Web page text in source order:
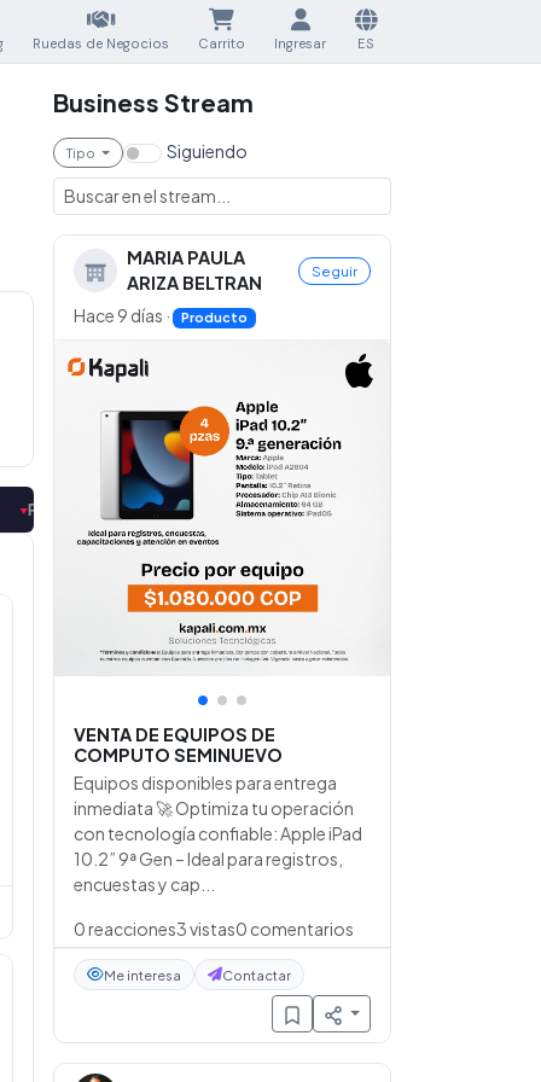
Ruedas de Negocios Carrito Ingresar ES
DE MADERA CERRADA | ▼PROVEEDOR DE MADERA
Business Stream
Tipo Siguiendo
MARIA PAULA
ARIZA BELTRAN
Seguir
Hace 9 días · Producto
• • •
VENTA DE EQUIPOS DE
COMPUTO SEMINUEVO
Equipos disponibles para entrega
inmediata 🚀 Optimiza tu operación
con tecnología confiable: Apple iPad
10.2” 9ª Gen – Ideal para registros,
encuestas y cap...
0reacciones3vistas0 comentarios
Me interesa Contactar